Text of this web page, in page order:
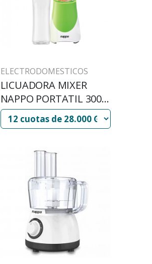
ELECTRODOMESTICOS
LICUADORA MIXER
NAPPO PORTATIL 300W
- Verde